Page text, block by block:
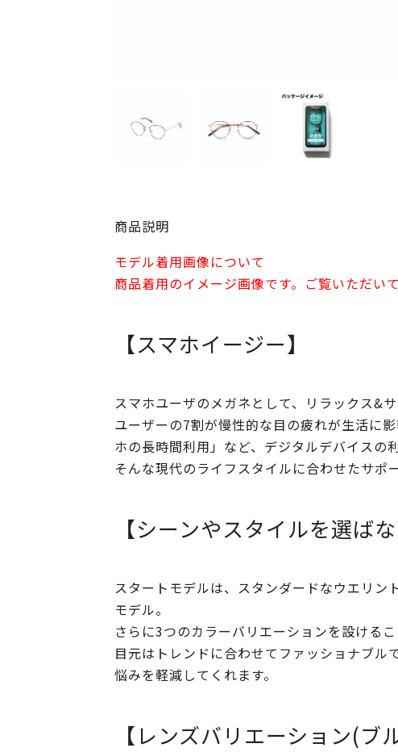
商品説明
モデル着用画像について
商品着用のイメージ画像です。ご覧いただ
【スマホイージー】
スマホユーザのメガネとして、リラックス&
ユーザーの7割が慢性的な目の疲れが生活に
ホの長時間利用」など、デジタルデバイスの
そんな現代のライフスタイルに合わせたサポ
【シーンやスタイルを選ば
スタートモデルは、スタンダードなウエリン
モデル。
さらに3つのカラーバリエーションを設ける
目元はトレンドに合わせてファッショナブ
悩みを軽減してくれます。
【レンズバリエーション(ブ